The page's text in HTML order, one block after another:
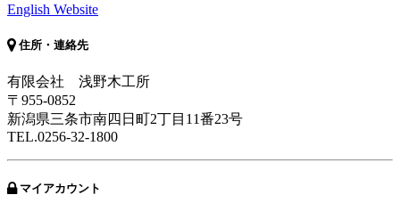
English Website
住所・連絡先
有限会社 浅野木工所
〒955-0852
新潟県三条市南四日町2丁目11番23号
TEL.0256-32-1800
マイアカウント